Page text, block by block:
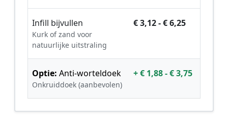
Infill bijvullen
Kurk of zand voor
natuurlijke uitstraling
€ 3,12 - € 6,25
Optie: Anti-worteldoek
Onkruiddoek (aanbevolen)
+ € 1,88 - € 3,75